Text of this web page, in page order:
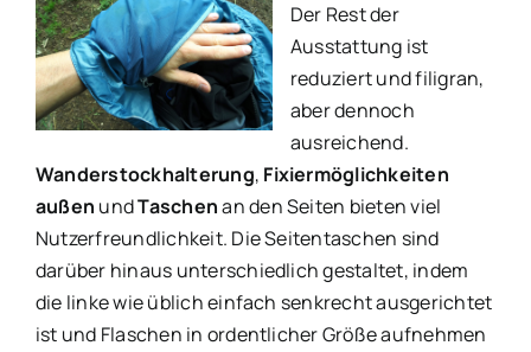
Der Rest der
Ausstattung ist
reduziert und filigran,
aber dennoch
ausreichend.
Wanderstockhalterung, Fixiermöglichkeiten
außen undTaschenan den Seiten bieten viel
Nutzerfreundlichkeit. Die Seitentaschen sind
darüber hinaus unterschiedlich gestaltet, indem
die linke wie üblich einfach senkrecht ausgerichtet
ist und Flaschen in ordentlicher Größe aufnehmen